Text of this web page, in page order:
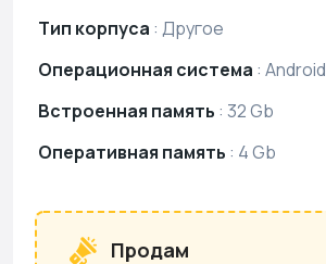
Тип корпуса : Другое
Операционная система : Android
Встроенная память : 32 Gb
Оперативная память : 4 Gb
Продам